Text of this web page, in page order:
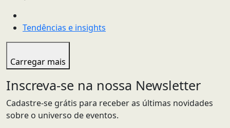
Tendências e insights
Carregar mais
Inscreva-se na nossa Newsletter
Cadastre-se grátis para receber as últimas novidades
sobre o universo de eventos.